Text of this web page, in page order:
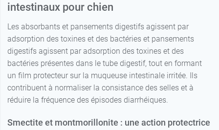
intestinaux pour chien
Les absorbants et pansements digestifs agissent par
adsorption des toxines et des bactéries et pansements
digestifs agissent par adsorption des toxines et des
bactéries présentes dans le tube digestif, tout en formant
un film protecteur sur la muqueuse intestinale irritée. Ils
contribuent à normaliser la consistance des selles et à
réduire la fréquence des épisodes diarrhéiques.
Smectite et montmorillonite : une action protectrice